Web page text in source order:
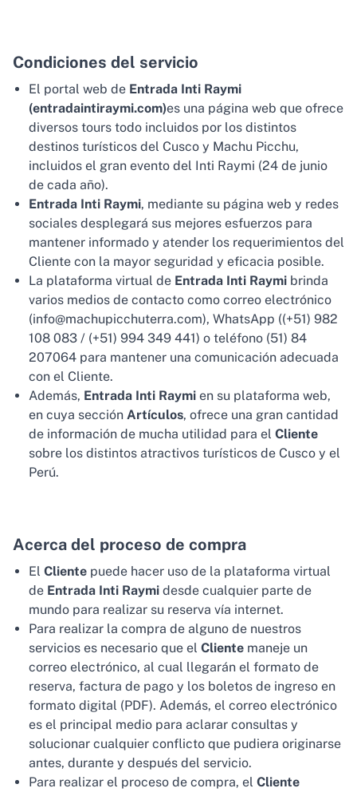
Condiciones del servicio
El portal web de Entrada Inti Raymi
(entradaintiraymi.com)es una página web que ofrece
diversos tours todo incluidos por los distintos
destinos turísticos del Cusco y Machu Picchu,
incluidos el gran evento del Inti Raymi (24 de junio
de cada año).
Entrada Inti Raymi, mediante su página web y redes
sociales desplegará sus mejores esfuerzos para
mantener informado y atender los requerimientos del
Cliente con la mayor seguridad y eficacia posible.
La plataforma virtual de Entrada Inti Raymi brinda
varios medios de contacto como correo electrónico
(info@machupicchuterra.com), WhatsApp ((+51) 982
108 083 / (+51) 994 349 441) o teléfono (51) 84
207064 para mantener una comunicación adecuada
con el Cliente.
Además, Entrada Inti Raymi en su plataforma web,
en cuya sección Artículos, ofrece una gran cantidad
de información de mucha utilidad para el Cliente
sobre los distintos atractivos turísticos de Cusco y el
Perú.
Acerca del proceso de compra
El Cliente puede hacer uso de la plataforma virtual
de Entrada Inti Raymi desde cualquier parte de
mundo para realizar su reserva vía internet.
Para realizar la compra de alguno de nuestros
servicios es necesario que el Cliente maneje un
correo electrónico, al cual llegarán el formato de
reserva, factura de pago y los boletos de ingreso en
formato digital (PDF). Además, el correo electrónico
es el principal medio para aclarar consultas y
solucionar cualquier conflicto que pudiera originarse
antes, durante y después del servicio.
Para realizar el proceso de compra, el Cliente